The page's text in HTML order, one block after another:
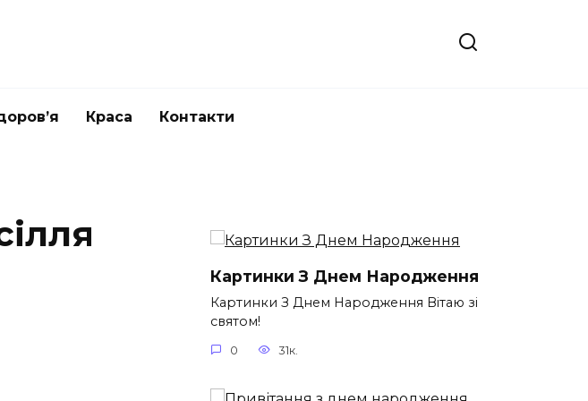
Краса Контакти
Картинки З Днем Народження
Картинки З Днем Народження Вітаю зі
святом!
0 31к.